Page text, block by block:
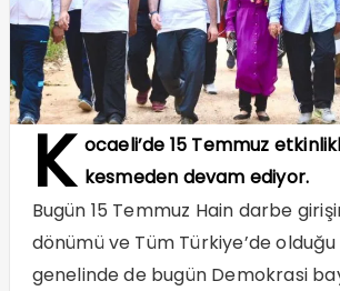
K ocaeli’de 15 Temmuz
kesmeden devam ediyor.
Bugün 15 Temmuz Hain darbe
dönümü ve Tüm Türkiye’de
genelinde de bugün Demokrasi